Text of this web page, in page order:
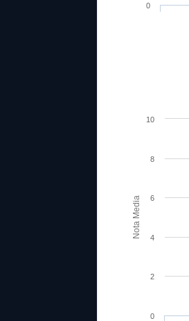
0
Nota Media
0
2
4
6
8
10